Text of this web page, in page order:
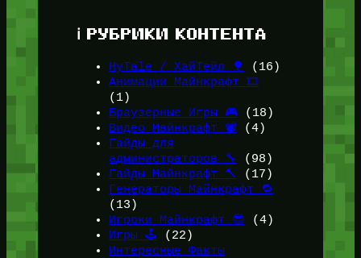
ℹ️ РУБРИКИ КОНТЕНТА
HyTale / ХайТейл 🌳
(16)
Анимации Майнкрафт 🎞️
(1)
Браузерные Игры 🎮(18)
Видео Майнкрафт 📽️ (4)
Гайды для
администраторов 🔧
(98)
Гайды Майнкрафт 🔨
(17)
Генераторы Майнкрафт 🔁
(13)
Игроки Майнкрафт 😎 (4)
Игры 🕹️ (22)
Интересные Факты